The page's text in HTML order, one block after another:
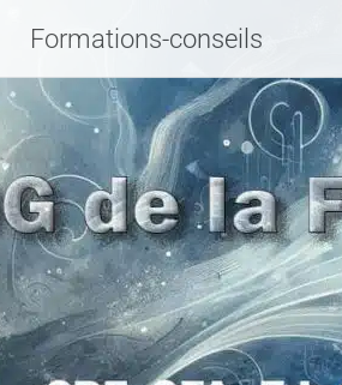
Formations-conseils